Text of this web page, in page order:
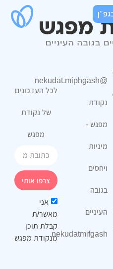
@nekudat.miphgash
נקודת
מפגש -
מיניות
ויחסים
בגובה
העיניים
nekudatmifgash
לכל העדכונים
של נקודת
מפגש
אני
מאשר/ת
קבלת תוכן
מנקודת מפגש
צרפו אותי